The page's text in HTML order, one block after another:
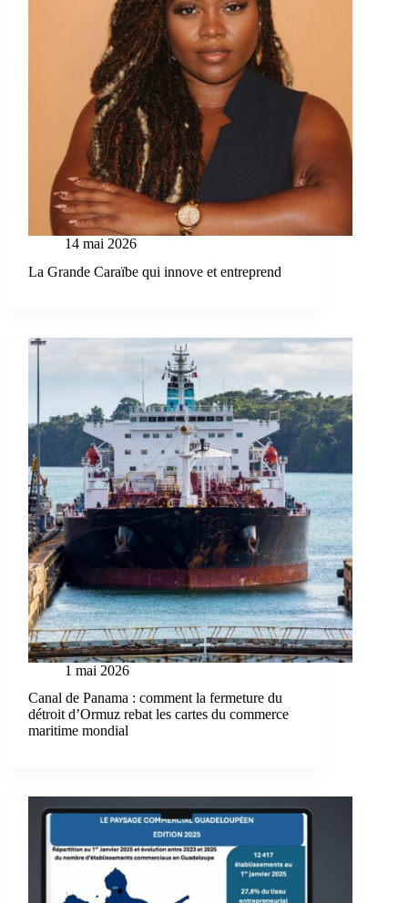
14 mai 2026
La Grande Caraïbe qui innove et entreprend
1 mai 2026
Canal de Panama : comment la fermeture du
détroit d’Ormuz rebat les cartes du commerce
maritime mondial